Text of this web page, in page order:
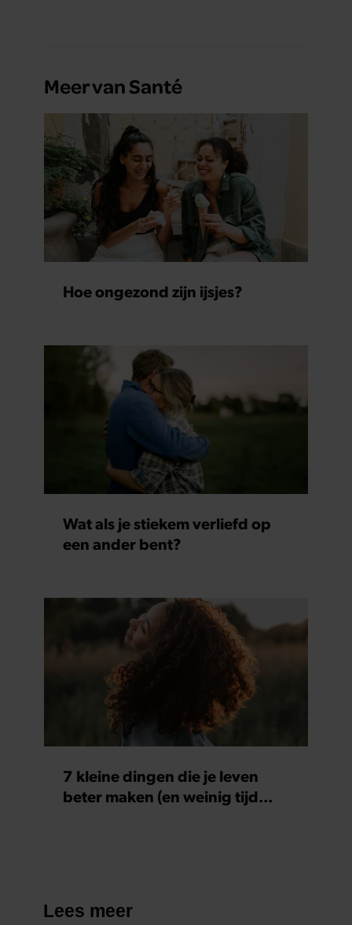
Meer van Santé
Hoe ongezond zijn ijsjes?
Wat als je stiekem verliefd op
een ander bent?
7 kleine dingen die je leven
beter maken (en weinig tijd